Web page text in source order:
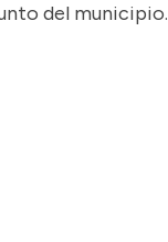
del municipio.